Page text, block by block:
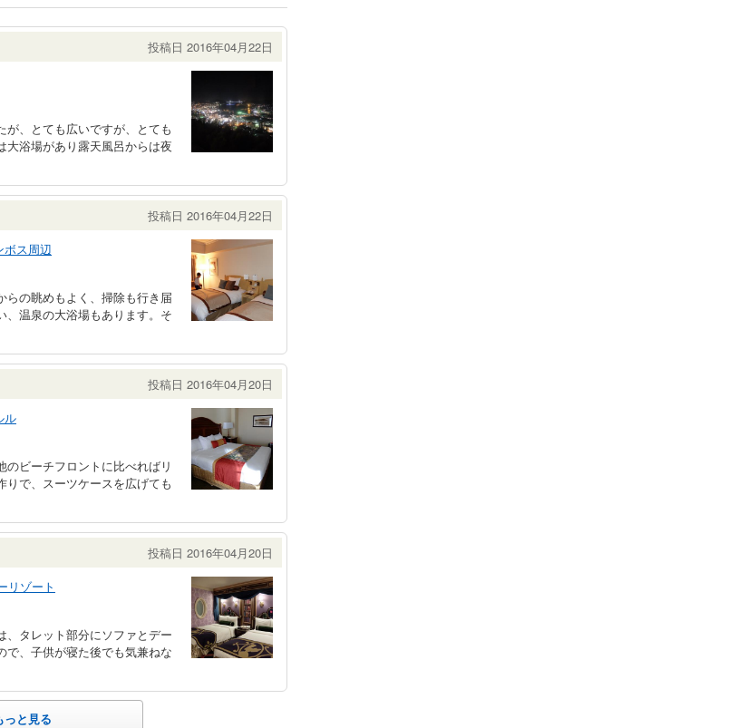
投稿日 2016年04月22日
、とても広いですが、とても
大浴場があり露天風呂からは夜
投稿日 2016年04月22日
ボス周辺
らの眺めもよく、掃除も行き届
、温泉の大浴場もあります。そ
投稿日 2016年04月20日
ル
ビーチフロントに比べればリ
で、スーツケースを広げても
投稿日 2016年04月20日
リゾート
、タレット部分にソファとデー
で、子供が寝た後でも気兼ねな
っと見る